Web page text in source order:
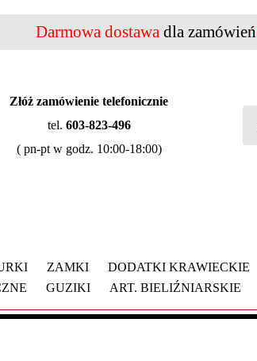
dostawa dla zamówień
Złóż zamówienie telefonicznie
tel. 603-823-496
( pn-pt w godz. 10:00-18:00)
ZAMKI DODATKI KRAWIECKIE
GUZIKI ART. BIELIŹNIARSKIE